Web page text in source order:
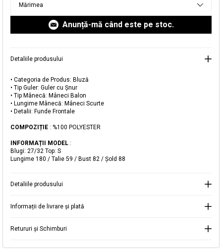
Mărimea
Anunță-mă când este pe stoc.
Detaliile produsului
• Categoria de Produs: Bluză
• Tip Guler: Guler cu Șnur
• Tip Mânecă: Mâneci Balon
• Lungime Mânecă: Mâneci Scurte
• Detalii: Funde Frontale
COMPOZIȚIE : %100 POLYESTER
INFORMAȚII MODEL :
Blugi: 27/32 Top: S
Lungime 180 / Talie 59 / Bust 82 / Şold 88
Detaliile produsului
Informații de livrare și plată
Retururi și Schimburi
Magazinele noastre
Selecteaza țaraCând produsul revine în stoc, vă
Adăugat în coș